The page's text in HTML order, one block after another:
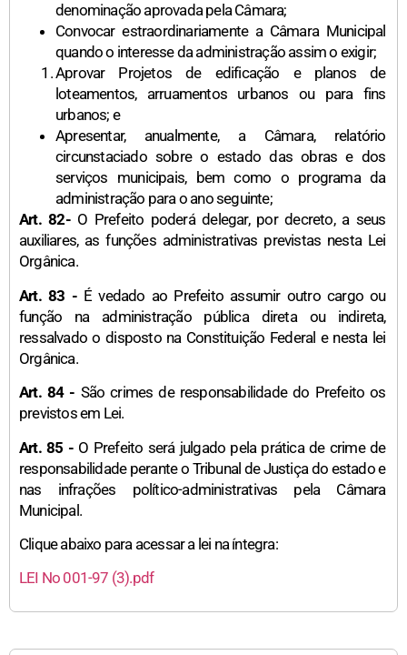
denominação aprovada pela Câmara;
Convocar estraordinariamente a Câmara Municipal
quando o interesse da administração assim o exigir;
Aprovar Projetos de edificação e planos de
loteamentos, arruamentos urbanos ou para fins
urbanos; e
Apresentar, anualmente, a Câmara, relatório
circunstaciado sobre o estado das obras e dos
serviços municipais, bem como o programa da
administração para o ano seguinte;
Art. 82-O Prefeito poderá delegar, por decreto, a seus
auxiliares, as funções administrativas previstas nesta Lei
Orgânica.
Art. 83 -É vedado ao Prefeito assumir outro cargo ou
função na administração pública direta ou indireta,
ressalvado o disposto na Constituição Federal e nesta lei
Orgânica.
Art. 84 - São crimes de responsabilidade do Prefeito os
previstos em Lei.
Art. 85 -O Prefeito será julgado pela prática de crime de
responsabilidade perante o Tribunal de Justiça do estado e
nas infrações político-administrativas pela Câmara
Municipal.
Clique abaixo para acessar a lei na íntegra:
LEI No 001-97 (3).pdf